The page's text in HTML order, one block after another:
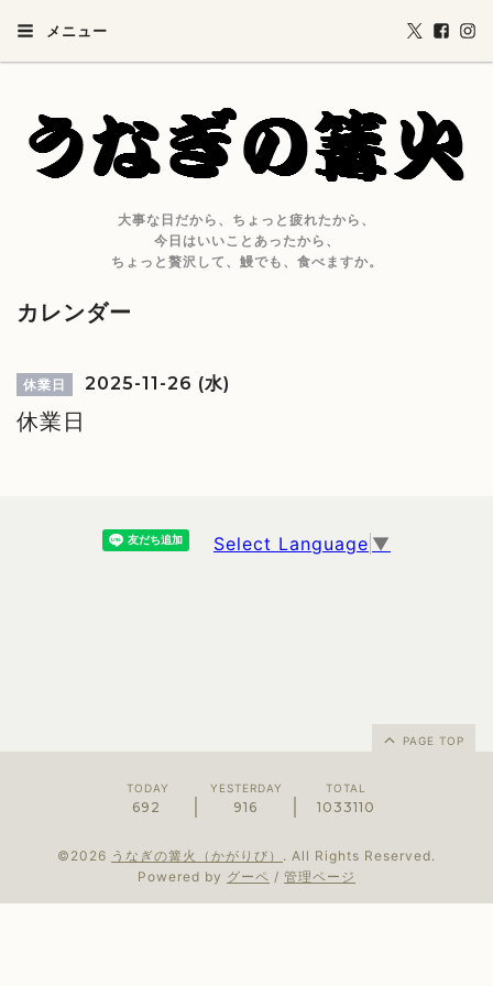
メニュー
大事な日だから、ちょっと疲れたから、
今日はいいことあったから、
ちょっと贅沢して、鰻でも、食べますか。
カレンダー
休業日 2025-11-26 (水)
休業日
Select Language ▼
PAGE TOP
TODAY
692
YESTERDAY
916
TOTAL
1033110
©2026 うなぎの篝火（かがりび） . All Rights Reserved.
Powered by グーペ / 管理ページ